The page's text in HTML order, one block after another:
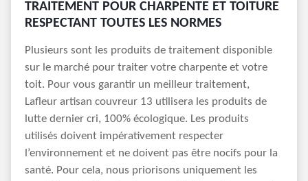
TRAITEMENT POUR CHARPENTE ET TOITURE
RESPECTANT TOUTES LES NORMES
Plusieurs sont les produits de traitement disponible
sur le marché pour traiter votre charpente et votre
toit. Pour vous garantir un meilleur traitement,
Lafleur artisan couvreur 13 utilisera les produits de
lutte dernier cri, 100% écologique. Les produits
utilisés doivent impérativement respecter
l’environnement et ne doivent pas être nocifs pour la
santé. Pour cela, nous priorisons uniquement les